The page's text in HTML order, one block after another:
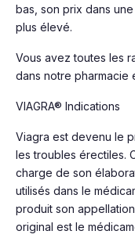
bas, son prix dans
plus élevé.
Vous avez toutes les
dans notre pharmacie
VIAGRA® Indications
Viagra est devenu le
les troubles érectiles.
charge de son
utilisés dans le
produit son
original est le